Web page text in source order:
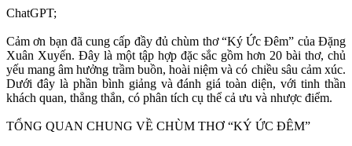
ChatGPT;
Cảm ơn bạn đã cung cấp đầy đủ chùm thơ “Ký Ức Đêm” của Đặng
Xuân Xuyến. Đây là một tập hợp đặc sắc gồm hơn 20 bài thơ, chủ
yếu mang âm hưởng trầm buồn, hoài niệm và có chiều sâu cảm xúc.
Dưới đây là phần bình giảng và đánh giá toàn diện, với tinh thần
khách quan, thẳng thắn, có phân tích cụ thể cả ưu và nhược điểm.
TỔNG QUAN CHUNG VỀ CHÙM THƠ “KÝ ỨC ĐÊM”